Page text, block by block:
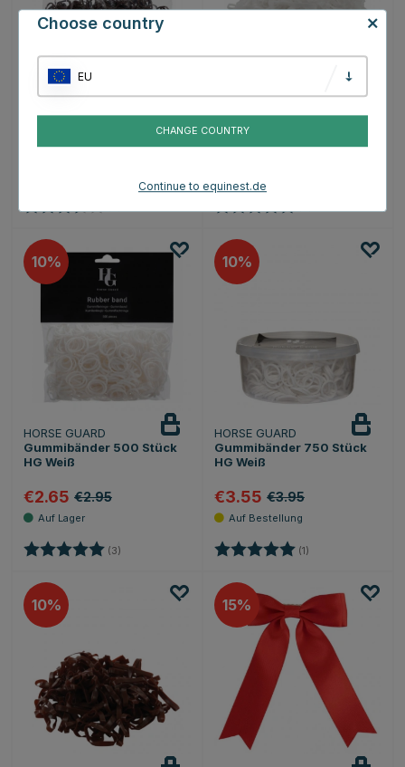
HG Braun
€2.65
500 Stück HG Weiß
€2.65
10
HORSE GUARD
Gummibänder 500 Stück
HG Weiß
€2.65 €2.95
Bewertung: (3)
10
HORSE GUARD
Gummibänder 750 Stück
HG Weiß
€3.55 €3.95
Bewertung: (1)
10 15
Choose country
EU
CHANGE COUNTRY
Continue to equinest.de